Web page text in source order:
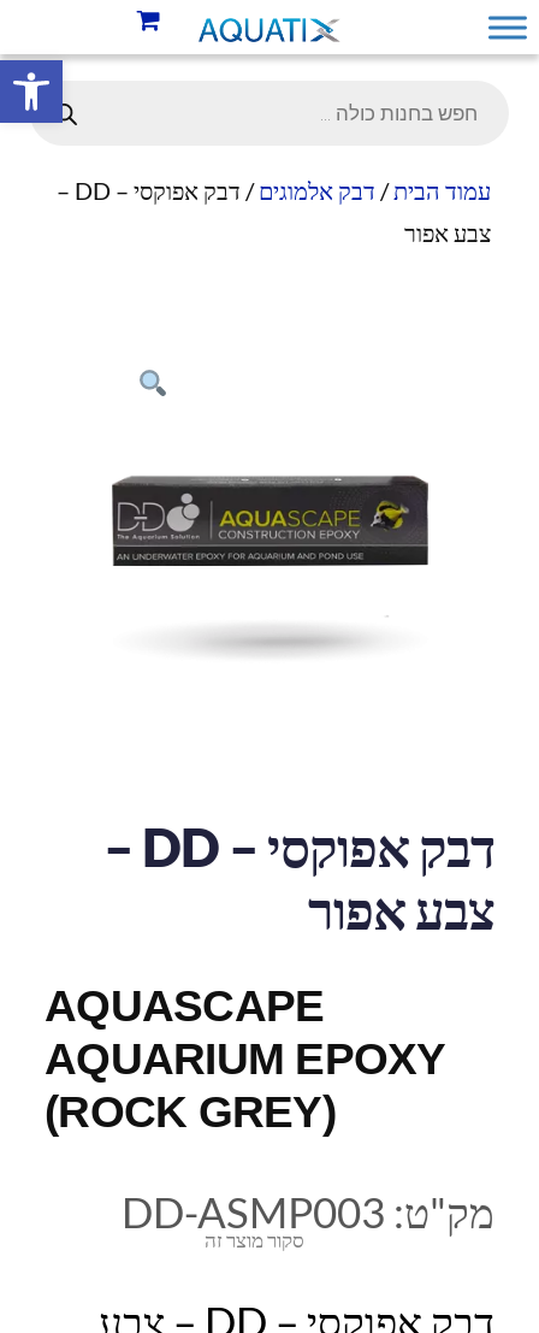
פתח
עמוד הבית/ דבק אלמוגים
/ דבק אפוקסי – DD –
צבע אפור
דבק אפוקסי – DD –
צבע אפור
AQUASCAPE
AQUARIUM EPOXY
(ROCK GREY)
סקור מוצר זה
מק"ט: DD-ASMP003
דבק אפוקסי – DD – צבע